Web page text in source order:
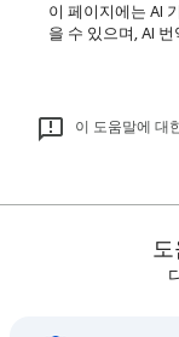
이 페이지에는 AI
을 수 있으며, AI
이 도움말에 대